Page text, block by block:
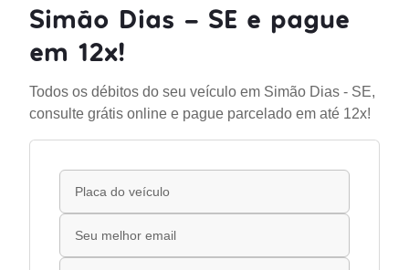
Simão Dias - SE e pague
em 12x!
Todos os débitos do seu veículo em Simão Dias - SE,
consulte grátis online e pague parcelado em até 12x!